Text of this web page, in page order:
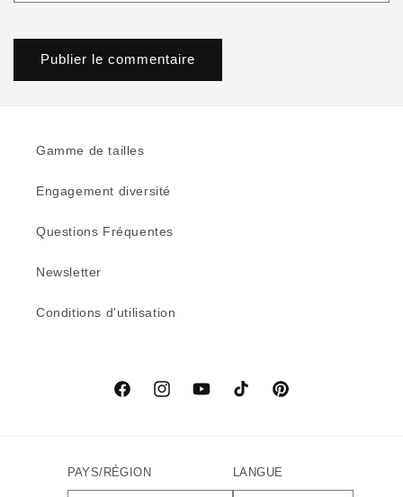
Gamme de tailles
Engagement diversité
Questions Fréquentes
Newsletter
Conditions d'utilisation
FacebookInstagramYouTubeTikTok Pinterest
PAYS/RÉGION LANGUE